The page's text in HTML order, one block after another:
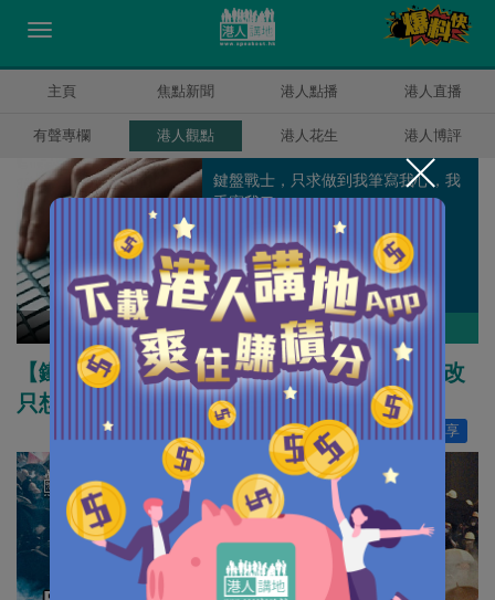
主頁 焦點新聞 港人點播 港人直播
有聲專欄 港人觀點 港人花生 港人博評
健良
鍵盤戰士，只求做到我筆寫我心，我
手寫我口。
作者其他博評
【鐵筆錚錚】英媒為暴動獻輓歌 不勸釋囚悔改
只想「賣慘」
分享
讚好 18